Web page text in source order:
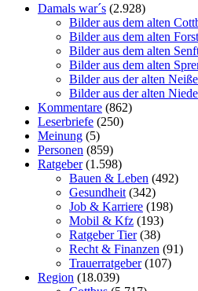
Damals war´s (2.928)
Bilder aus dem alten
Bilder aus dem alten
Bilder aus dem alten
Bilder aus dem alten
Bilder aus der alten
Bilder aus der alten
Kommentare (862)
Leserbriefe (250)
Meinung (5)
Personen (859)
Ratgeber(1.598)
Bauen & Leben (492)
Gesundheit (342)
Job & Karriere (198)
Mobil & Kfz (193)
Ratgeber Tier(38)
Recht & Finanzen (91)
Trauerratgeber(107)
Region (18.039)